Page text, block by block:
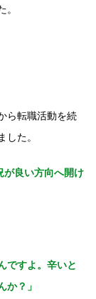
ら転職活動を続
た。
が良い方向へ開け
ですよ。辛いと
か？」